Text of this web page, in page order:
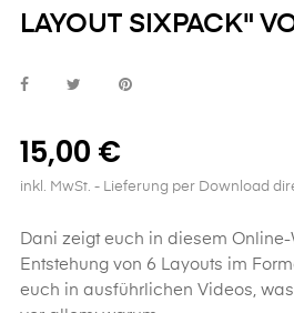
LAYOUT SIXPACK"
15,00 €
inkl. MwSt. - Lieferung per Download
Dani zeigt euch in diesem
Entstehung von 6 Layouts im
euch in ausführlichen Videos,